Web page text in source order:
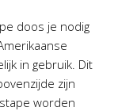
doos je nodig
in gebruik. Dit
zijn
worden